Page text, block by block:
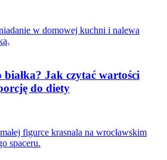
Jak czytać wartości
do diety